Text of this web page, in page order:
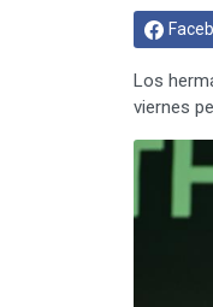
Los
viernes